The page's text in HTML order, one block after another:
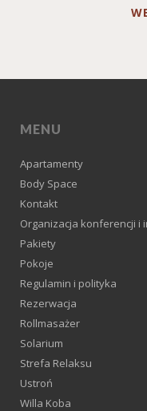
MENU
Apartamenty
Body Space
Kontakt
Organizacja konferencji i
Pakiety
Pokoje
Regulamin i polityka
Rezerwacja
Rollmasażer
Solarium
Strefa Relaksu
Ustroń
Willa Koba